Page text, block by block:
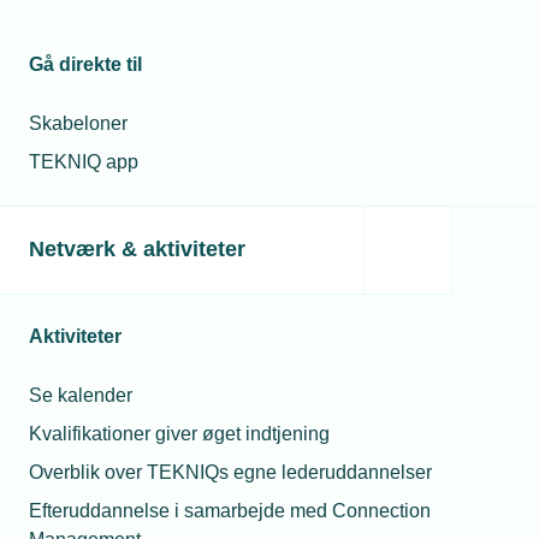
Gå direkte til
Skabeloner
TEKNIQ app
Netværk & aktiviteter
Aktiviteter
Se kalender
Kvalifikationer giver øget indtjening
Overblik over TEKNIQs egne lederuddannelser
Efteruddannelse i samarbejde med Connection
sundhedsløsninger
Flere krav til
ventilation kan løse
Relaterede nyheder